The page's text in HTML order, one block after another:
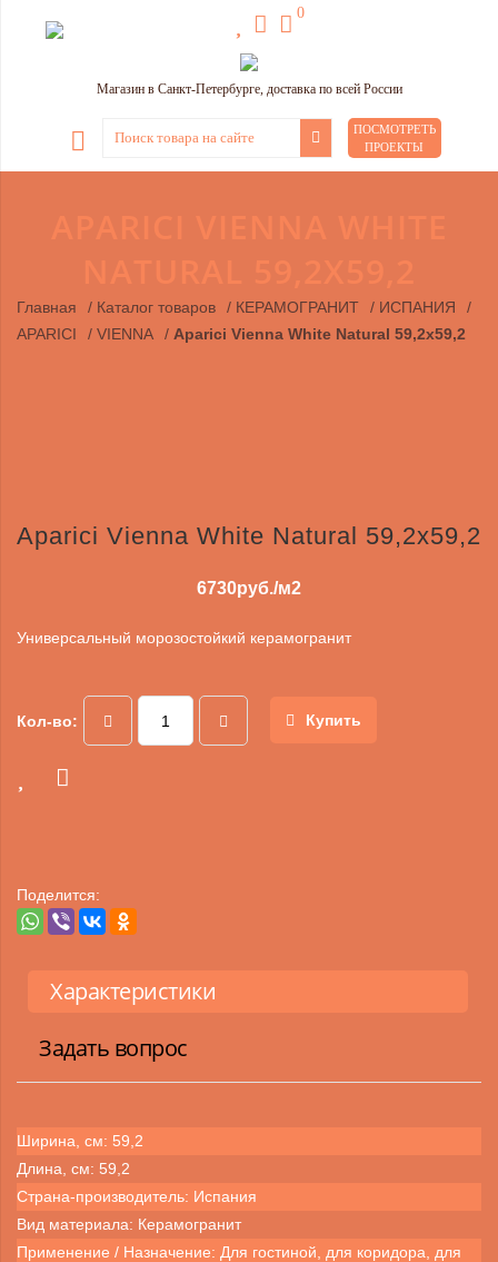
0
Магазин в Санкт-Петербурге, доставка по всей России
ПОСМОТРЕТЬ
ПРОЕКТЫ
Главная / Каталог товаров / КЕРАМОГРАНИТ / ИСПАНИЯ
/
APARICI
/ VIENNA / Aparici Vienna White Natural 59,2х59,2
Aparici Vienna White Natural 59,2х59,2
6730руб./м2
Универсальный морозостойкий керамогранит
Кол-во: Купить
Поделится:
Характеристики
Задать вопрос
Ширина, см: 59,2
Длина, см: 59,2
Страна-производитель: Испания
Вид материала: Керамогранит
Применение / Назначение: Для гостиной, для коридора, для